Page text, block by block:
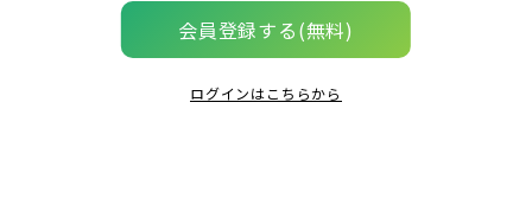
会員登録する(無料)
ログインはこちらから